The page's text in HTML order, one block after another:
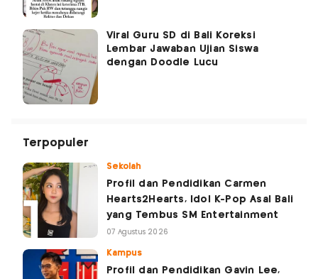
Viral Guru SD di Bali Koreksi
Lembar Jawaban Ujian Siswa
dengan Doodle Lucu
Terpopuler
Sekolah
Profil dan Pendidikan Carmen
Hearts2Hearts, Idol K-Pop Asal Bali
yang Tembus SM Entertainment
07 Agustus 2026
Kampus
Profil dan Pendidikan Gavin Lee,